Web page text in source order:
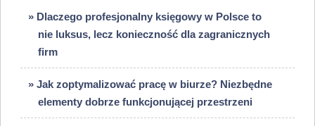
» Dlaczego profesjonalny księgowy w Polsce to
nie luksus, lecz konieczność dla zagranicznych
firm
» Jak zoptymalizować pracę w biurze? Niezbędne
elementy dobrze funkcjonującej przestrzeni